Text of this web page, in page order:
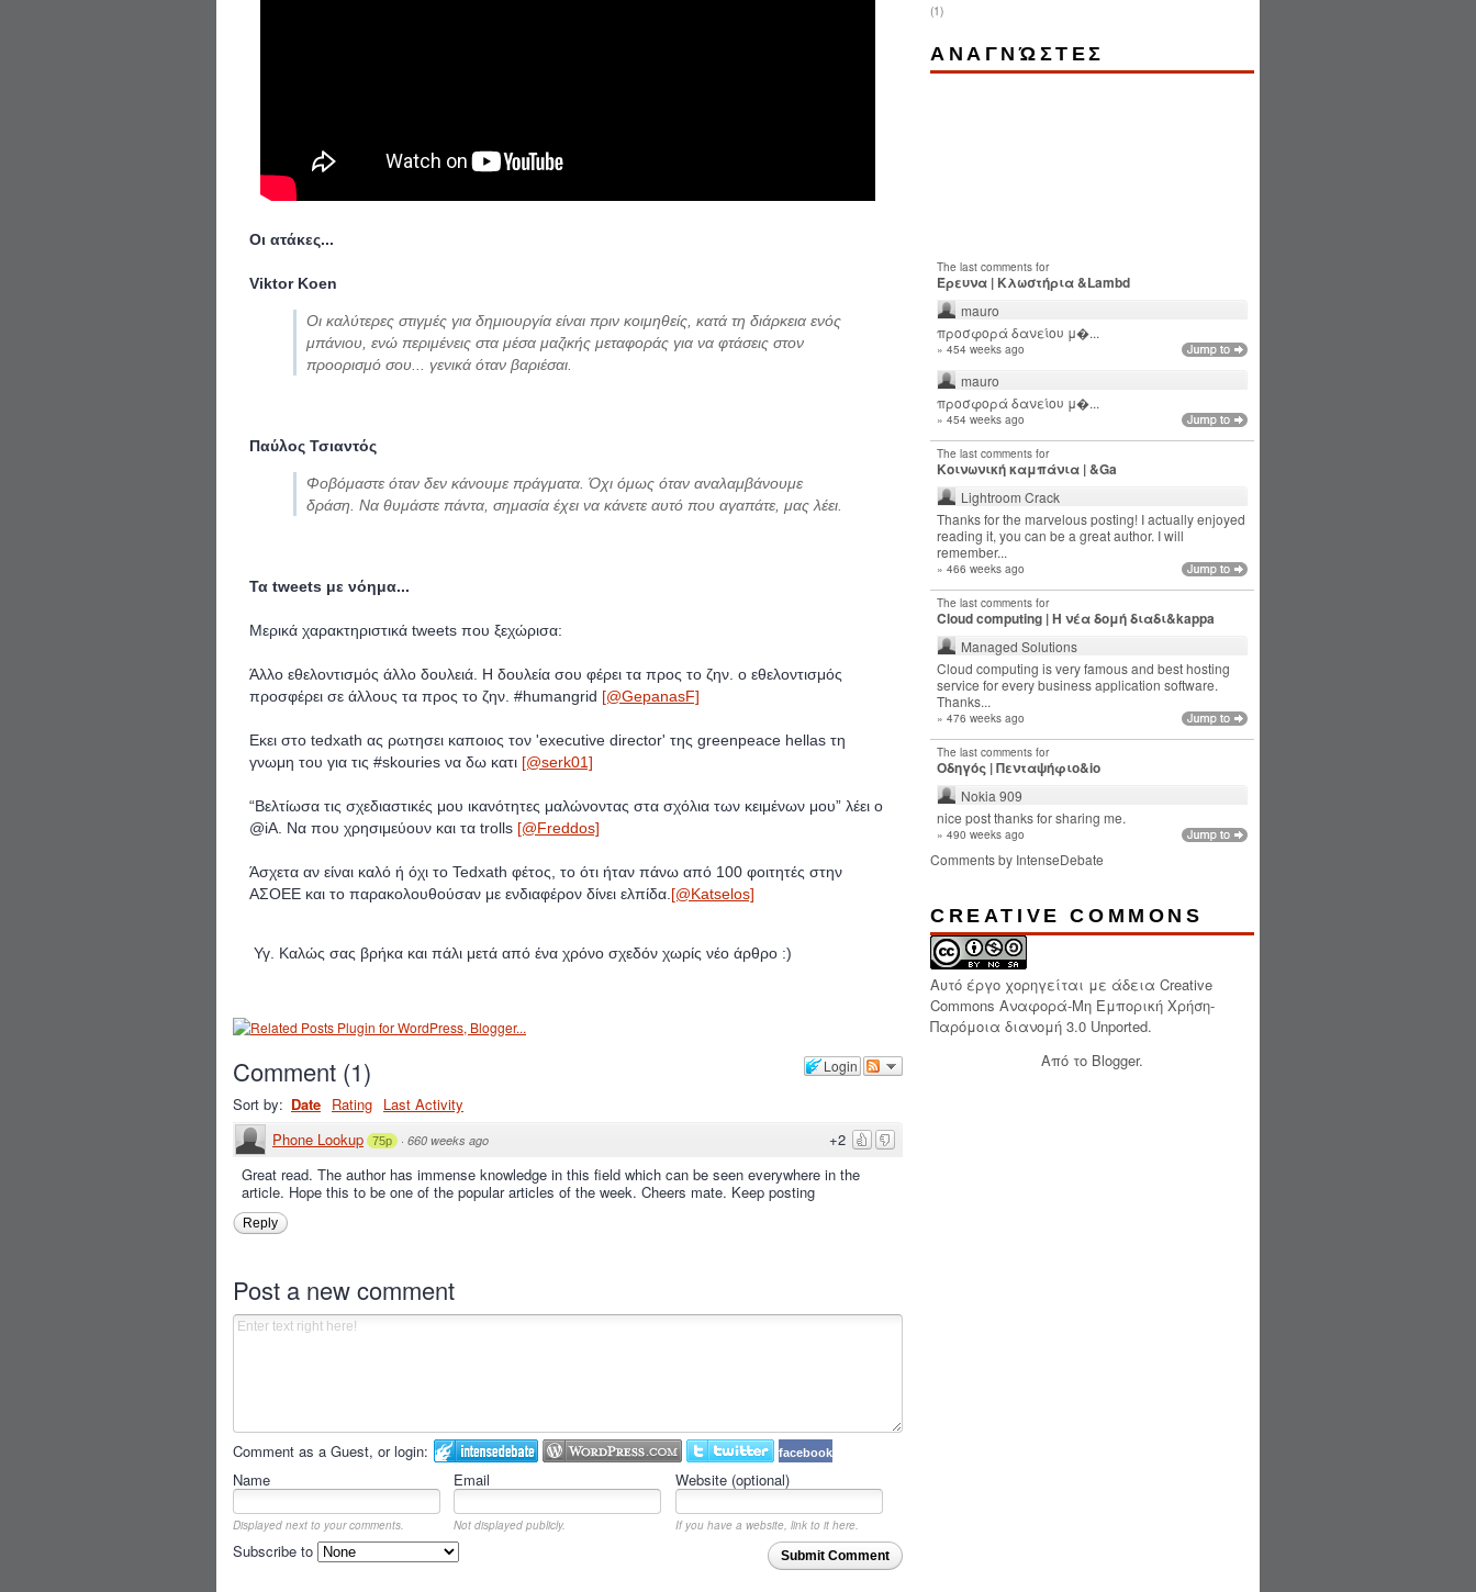
Οι ατάκες...
Viktor Koen
Οι καλύτερες στιγμές για δημιουργία είναι πριν κοιμηθείς, κατά τη διάρκεια ενός
μπάνιου, ενώ περιμένεις στα μέσα μαζικής μεταφοράς για να φτάσεις στον
προορισμό σου... γενικά όταν βαριέσαι.
Παύλος Τσιαντός
Φοβόμαστε όταν δεν κάνουμε πράγματα. Όχι όμως όταν αναλαμβάνουμε
δράση. Να θυμάστε πάντα, σημασία έχει να κάνετε αυτό που αγαπάτε, μας λέει.
Τα tweets με νόημα...
Μερικά χαρακτηριστικά tweets που ξεχώρισα:
Άλλο εθελοντισμός άλλο δουλειά. Η δουλεία σου φέρει τα προς το ζην. ο εθελοντισμός
προσφέρει σε άλλους τα προς το ζην. #humangrid [@GepanasF]
Εκει στο tedxath ας ρωτησει καποιος τον 'executive director' της greenpeace hellas τη
γνωμη του για τις #skouries να δω κατι [@serk01]
“Βελτίωσα τις σχεδιαστικές μου ικανότητες μαλώνοντας στα σχόλια των κειμένων μου” λέει ο
@iA. Να που χρησιμεύουν και τα trolls [@Freddos]
Άσχετα αν είναι καλό ή όχι το Tedxath φέτος, το ότι ήταν πάνω από 100 φοιτητές στην
ΑΣΟΕΕ και το παρακολουθούσαν με ενδιαφέρον δίνει ελπίδα. [@Katselos]
Υγ. Καλώς σας βρήκα και πάλι μετά από ένα χρόνο σχεδόν χωρίς νέο άρθρο :)
Login
Comment (1)
Sort by: Date Rating Last Activity
+2
Phone Lookup 75p · 660 weeks ago
Great read. The author has immense knowledge in this field which can be seen everywhere in the
article. Hope this to be one of the popular articles of the week. Cheers mate. Keep posting
Reply
Post a new comment
Comment as a Guest, or login: facebook
Name Email Website (optional)
Displayed next to your comments. Not displayed publicly.
If you have a website, link to it here.
Submit Comment
Subscribe to
(1)
ΑΝΑΓΝΏΣΤΕΣ
The last comments for
Έρευνα | Κλωστήρια &Lambd
mauro
προσφορά δανείου μ�...
» 454 weeks ago
mauro
προσφορά δανείου μ�...
» 454 weeks ago
The last comments for
Κοινωνική καμπάνια | &Ga
Lightroom Crack
Thanks for the marvelous posting! I actually enjoyed
reading it, you can be a great author. I will
remember...
» 466 weeks ago
The last comments for
Cloud computing | Η νέα δομή διαδι&kappa
Managed Solutions
Cloud computing is very famous and best hosting
service for every business application software.
Thanks...
» 476 weeks ago
The last comments for
Οδηγός | Πενταψήφιο&io
Nokia 909
nice post thanks for sharing me.
» 490 weeks ago
Comments by IntenseDebate
CREATIVE COMMONS
Αυτό έργο χορηγείται με άδεια Creative
Commons Αναφορά-Μη Εμπορική Χρήση-
Παρόμοια διανομή 3.0 Unported.
Από το Blogger.